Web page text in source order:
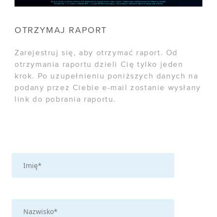
WSPÓŁPRACA
OTRZYMAJ RAPORT
Zarejestruj się, aby otrzymać raport. Od
otrzymania raportu dzieli Cię tylko jeden
krok. Po uzupełnieniu poniższych danych na
podany przez Ciebie e-mail zostanie wysłany
link do pobrania raportu.